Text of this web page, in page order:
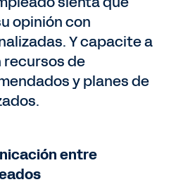
opinión con
Y capacite a
recursos de
y planes de
entre